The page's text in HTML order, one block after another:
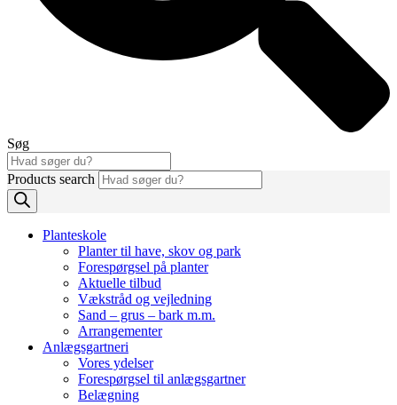
Søg
Products search
Planteskole
Planter til have, skov og park
Forespørgsel på planter
Aktuelle tilbud
Vækstråd og vejledning
Sand – grus – bark m.m.
Arrangementer
Anlægsgartneri
Vores ydelser
Forespørgsel til anlægsgartner
Belægning